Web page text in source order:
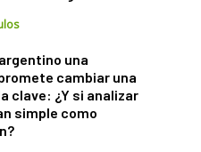
una
cambiar una
clave: ¿Y si analizar
simple como